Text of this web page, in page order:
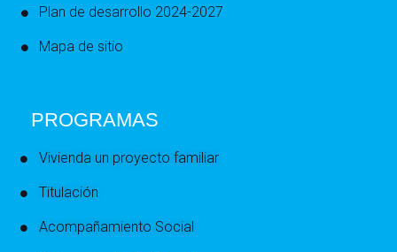
Plan de desarrollo 2024-2027
Mapa de sitio
PROGRAMAS
Vivienda un proyecto familiar
Titulación
Acompañamiento Social